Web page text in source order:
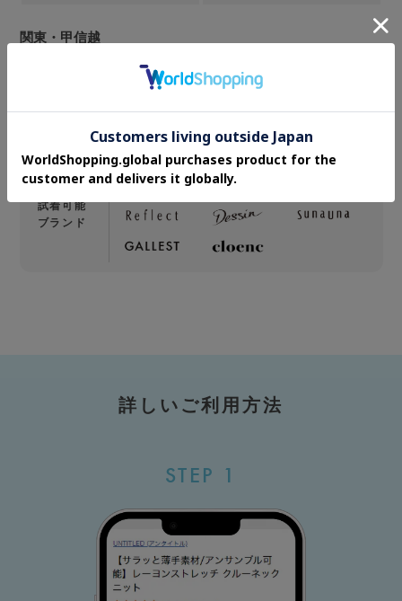
関東・甲信越
国分寺マルイ THE GALLERY WORLD ONLINE
東京都国分寺市南町3-20-3 国分寺マルイ 2F
042-313-8662
試着可能
ブランド
詳しいご利用方法
STEP 1